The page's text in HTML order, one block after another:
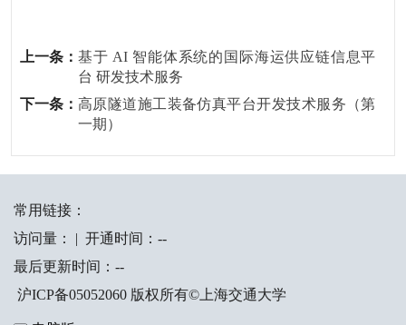
上一条： 基于 AI 智能体系统的国际海运供应链信息平
台 研发技术服务
下一条： 高原隧道施工装备仿真平台开发技术服务（第
一期）
常用链接：
访问量：
| 开通时间： --
最后更新时间： --
沪ICP备05052060 版权所有©上海交通大学